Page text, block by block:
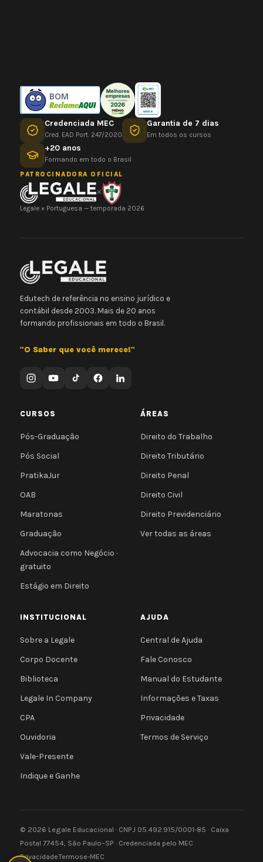
BOM
Credenciada MEC
Cred. EAD Port. 247/2020
Garantia de 7 dias
Em todos os cursos
+20 anos
Formando em todo o Brasil
PATROCINADORA OFICIAL
×
Legale × Portuguesa — temporada 2026
Edutech de referência no ensino jurídico e
contábil desde 2003. Mais de 20 anos
formando profissionais em todo o Brasil.
"O Saber que você merece!"
CURSOS
Pós-Graduação
Pós Social
PratikaJur
OAB
Maratonas
Graduação
Advocacia como Negócio ·
gratuito
Estágio em Direito
ÁREAS
Direito do Trabalho
Direito Tributário
Direito Penal
Direito Civil
Direito Previdenciário
Ver todas as áreas
INSTITUCIONAL
Sobre a Legale
Corpo Docente
Biblioteca
Legale In Company
CPA
Ouvidoria
Vale-Presente
Indique e Ganhe
AJUDA
Central de Ajuda
Fale Conosco
Manual do Estudante
Informações e Taxas
Privacidade
Termos de Serviço
© 2026 Legale Educacional · CNPJ 05.492.915/0001-85 · Caixa
Postal 77454, São Paulo–SP · Credenciada pelo MEC
PrivacidadeTermose-MEC